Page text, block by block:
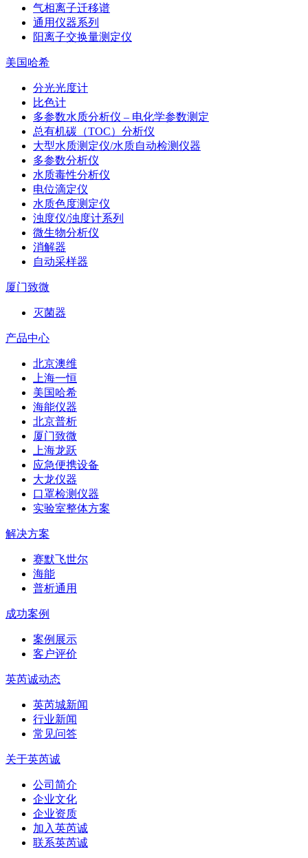
气相离子迁移谱
通用仪器系列
阳离子交换量测定仪
美国哈希
分光光度计
比色计
多参数水质分析仪 – 电化学参数测定
总有机碳（TOC）分析仪
大型水质测定仪/水质自动检测仪器
多参数分析仪
水质毒性分析仪
电位滴定仪
水质色度测定仪
浊度仪/浊度计系列
微生物分析仪
消解器
自动采样器
厦门致微
灭菌器
产品中心
北京澳维
上海一恒
美国哈希
海能仪器
北京普析
厦门致微
上海龙跃
应急便携设备
大龙仪器
口罩检测仪器
实验室整体方案
解决方案
赛默飞世尔
海能
普析通用
成功案例
案例展示
客户评价
英芮诚动态
英芮城新闻
行业新闻
常见问答
关于英芮诚
公司简介
企业文化
企业资质
加入英芮诚
联系英芮诚